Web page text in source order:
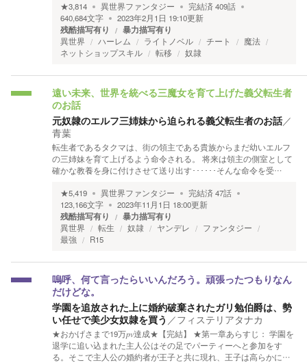
★3,814 異世界ファンタジー 完結済409話
640,684文字 2023年2月1日 19:10更新
残酷描写有り 暴力描写有り
異世界 ハーレム ライトノベル チート
魔法
ネットショップスキル
転移 奴隷
遠い未来、世界を統べる三魔女を育て上げた義父転生者
のお話
元奴隷のエルフ三姉妹から迫られる義父転生者のお話／
青葉
転生者であるタクマは、街の領主である貴族からまだ幼いエルフ
の三姉妹を育て上げるよう命令される。 将来は領主の側室として
確かな教養を身に付けさせて送り出す･･････そんな命令を受…
★5,419 異世界ファンタジー 完結済47話
123,166文字 2023年11月1日 18:00更新
残酷描写有り 暴力描写有り
異世界 転生 奴隷 ヤンデレ
ファンタジー
最強
R15
嗚呼、何て言ったらいいんだろう。頑張ったつもりなん
だけどな。
学園を追放された上に婚約破棄されたガリ勉伯爵は、勢
い任せで美少女奴隷を買う ／フィステリアタナカ
★おかげさまで19万𝑝𝑣達成★【完結】 ★第一章あらすじ： 学園を
退学に追い込まれた主人公はその足でパーティーへと参加をす
る。そこで主人公の婚約者が王子と共に現れ、王子は高らかに…